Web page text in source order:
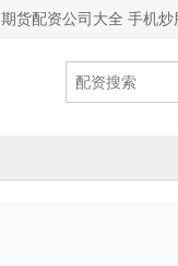
期货配资公司大全 手机